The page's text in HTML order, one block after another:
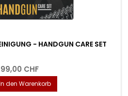
- HANDGUN CARE SET
99,00 CHF
den Warenkorb